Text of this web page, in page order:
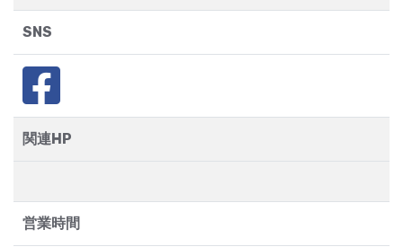
SNS
関連HP
営業時間